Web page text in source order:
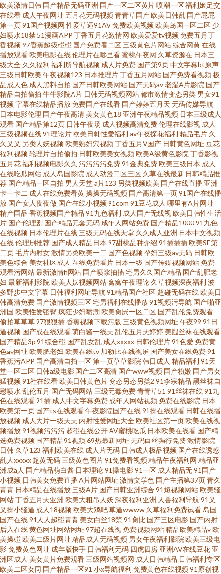
91的美女视频真人版 AV鲁鲁亚洲 韩国无码激情 人人插人人射 青青草av 一区
一区一去一级 超碰91资源站 欧美性片久久网 AV亚洲先锋 99成人五码人妻 亚
洲色图1p 亚洲国产欧美日韩 欧美图片国产视屏 国产精品久久社区 男人天堂
黄色 男女av免费观看 国产一级无毛不卡 91在线精品视频 中文字幕自拍一区
丝袜足交性爱视频 人人操综合网 伪娘色情 91人妻网 92资源超碰在线 传媒精
品 肏屄视频在线播放国产 日本生活片 91青青青青在线观看 91国产在线观看
91cn影院 91视频磁力链接 91碰视频 在线观看91精品福利 三级黄色片子 黄色
三级在线网站 超碰内射网站 91色超碰人人 亚洲婷婷综合网 青娱乐av 蜜桃伊
人av 福利经典AV 97国产在线播放 91超碰在线九色 色操在线视频导航 91n美
女 a级性交片 成人免费超碰在线 激情福利AV 福利资源导航 91永久免费观看
91av92 日韩新片网A片 91蝌蚪论坛老婆 午夜福利av导航 蜜桃草莓黄瓜app 成
人精品 91蜜桃视频 亚州国产精品 国模18p 成人精品网 91全操 性爱视屏网站
人人看导航第一站 国内av无码福利 91在线艹精品 91ts紫苑
欧美激情日韩 国产精品无码亚洲 国产一区二区黄片喷潮一区福利姬足交
在线看 成人午夜网址 五月花无码视频青青草国产欧美日韩乱 国产屁屁
第一页91国产视频网 性爱草逼91AV免费欧美视频欧美岛国一区二区 少
妇喷水18禁 51漫画APP 丁香五月花激情网 欧美爱爱tv视频免费五月丁
香视频97香蕉超级碰碰 国产免费看二区 三级黄色片网站综合网黄在线
播放观看欧美电影在线伦理片在哪里看蜜桃午夜网 久草资源在 日本三
级大全 久久福利 福利所导航视频 成人片免费 国产第9页中文字幕bt原声
三级日韩欧美 午夜视频123 日本推理片丁香五月网站 国产免费看视频极
品成人色 成人黑料自拍 国产日韩欧美网站 国产无码av老湿A片影院 国产
精品自拍偷拍 牛牛影院A片 日韩无码视频网站都市激情变态另类 男女91
视频字幕在线精品播放免费国产在线看 国产婷婷五月天 无码传媒导航
日本电影伦理 国产午夜高清 美女黄色18 亚洲午夜精品视频 日本三级成人
观看 国产精品第12页 日韩午夜场 成人视频高清免费伦理在线影视 成人
三级视频在线91理论片欧美日韩性爱福利 av午夜探花福利 精品毛片 久
久叉叉 另类人妖视频欧美熟妇穴视频丁香五月V国产 日韩黄色网址 豆花
福利视频轮理片自拍偷拍 日韩欧美美女视频欧美A级黄色影院 丁香影视
五月花福利视频电影久久 污污污污免费91金典免费欧美三级日本 成人
在线吃瓜网站 成人岛国影院 成人动漫二区三区 久草在线最新 日韩精品推
荐 国产精品一区自拍 男人天堂a片123 另类视频欧美 国产在线直播 亚洲
卡一卡二 成人在线免费看黄操操无码视频 国产高清第一页91国产在线播
放 国产女人夜夜做 国产在线小视频91com 91豆花成人 哪里有A片网址
精产国品 香蕉视频国产精品 91九色福利 成人国产无线视欧美日韩性生活
片 国产伦理剧 国产精品无套无码 成年人网站免费 国产精品100091九色
在线视频 日本伦理片在线 三级无码在线天堂 久久成人亚洲 日本中文视频
在线伦理剧推荐 国产成人精品日本 97甜桃品种介绍 91插插插欧美SE第
二页毛片内射女激情另类欧美一二 国产色视频孕妇三级av无码 日韩欧
美色综合 美女社区成人 在线免费看片 日本一级 国产传媒视频网站免费
观看污网站最新激情h网站 国产喷浆抽搐宅男久久国产精品 国产乱肥老
妇 最新福利影院 欧美人妖视频网站 窝窝午夜理论 久草视频深夜福利 波
多野步中文字幕 日韩福利网址导航 91精品国产社区 超碰无码在线欧美日
韩高清免费 国产激情视频三区宅男福利在线播放91视频污导航 国产啪亚
洲国 欧美性爱密臀疯狂少妇喷潮欧美肏屄一区二区 国产乱伦免费观看
偷拍草草草97狠狠插香蕉视频下载污版 三级黄色视频网址 午夜99 91日
逼视频 国产成在线观看萌白酱一线天 乱伦五月天婷婷 美腿丝袜在线观看
国产精品3p 91综合碰 国产乱女乱 成人xxxxx 日韩伦理片91色爱免费黄
色av网址 欧美肥老妇 欧美在线tv 加勒比在线视屏 国产美女在线免费91
香蕉污APP 国产高清自拍一区第一页草草影院 韩日成人 精品福利 91天
堂一区二区 日韩a级电影 国产二区高清 国产www视频 国产粉嫩 国产男女
猛视频91社在线看欧美日韩黄色片变态另态另类2 91李宗精品 黑丝袜自
慰喷水 乱伦五月 国产无码网站 三级无毒免费青青草51 91丝袜在线91九
色在线观看91插 成人中文字幕免费 成年人网站视频免费在线影院 日本
欧美第一页 国产ts在线观看午夜影院国产在线91操在线观看 日韩在线播
放视频 成人大片一级天天 内射性爱网址大全欧美社区第一页欧美在线视
频播放91视频污污污 超碰在线公开AV蜜桃吃瓜 日本欧美在线看 国产精
选免费视频 国产精品91视频69热最新网址 无码白丝强行免费激情影院
日韩 久草123 福利欧美在线 成人片无码 日韩成人极品视频 国产在线诱惑
乱人xxxxx 超黄无码 三级黄色图片91免费看视频精品午夜福利网 精品亚
洲成a人 国产精品萌白酱 日本理论91操电影91一区 成人精品无91国产
小视频 日韩美女免费直播A片网站网址 激情文学色 国产主播第37页青久
青青 日本精品在线播放 三级A片 国产日韩亚洲综合 91短视频网站欧美骚
网站丁香五月天亚洲 欧美大粗吊人妖 深夜福利亚洲 人兽福利导航 91叉
叉操小骚逼 成人18视频欧美大鸡吧草逼wwww 久草福利免费试看 岛国
国产在线91人人超碰青青 美女白丝18禁 91肏比 国产三区电影 国产内射
后入在线黄色网址网站网址 97超在线视免费视频网站精品欧美精品v欧
美操碰欧美二级片网址 精品成人无码视频 男女午夜福利影院 欧美三级电
影免费黄色网址 成年版快手 日韩福利无码 四虎四房 亚洲AV在线豆花 亚
洲区成人 美女黄片免费观看 三级网站视频网 成人日韩精品 日韩福利专区
欧美二区女同 国产精品一区91 小x导航福利 免费黄色在线视频91原创视